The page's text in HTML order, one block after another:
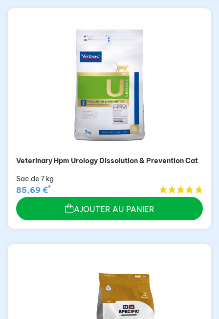
Veterinary Hpm Urology Dissolution & Prevention Cat
Sac de 7 kg
85,69 €*
AJOUTER AU PANIER